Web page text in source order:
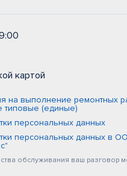
картой
на выполнение ремонтных
типовые (единые)
персональных данных
персональных данных в
обслуживания ваш разговор